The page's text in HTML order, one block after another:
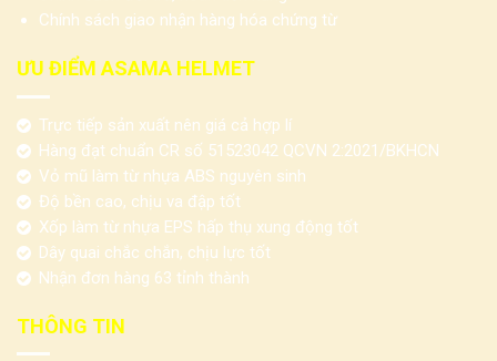
Chính sách giao nhận hàng hóa chứng từ
ƯU ĐIỂM ASAMA HELMET
Trực tiếp sản xuất nên giá cả hợp lí
Hàng đạt chuẩn CR số 51523042 QCVN 2:2021/BKHCN
Vỏ mũ làm từ nhựa ABS nguyên sinh
Độ bền cao, chịu va đập tốt
Xốp làm từ nhựa EPS hấp thụ xung động tốt
Dây quai chắc chắn, chịu lực tốt
Nhận đơn hàng 63 tỉnh thành
THÔNG TIN